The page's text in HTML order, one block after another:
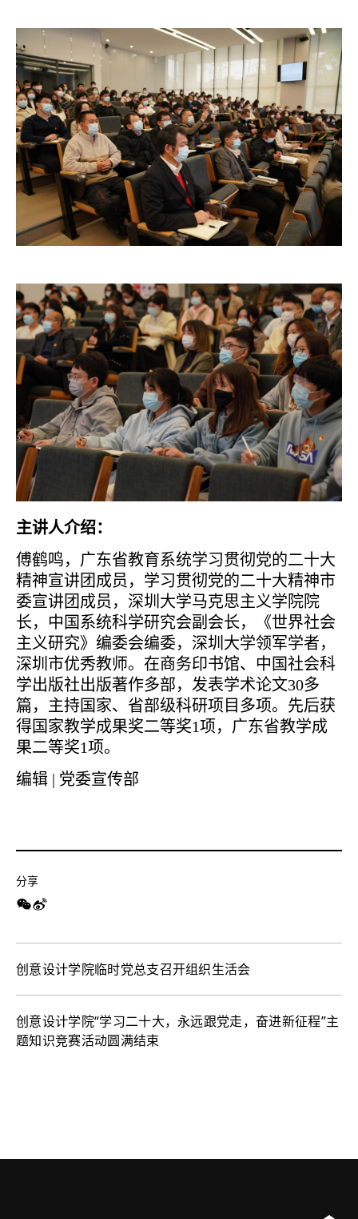
主讲人介绍：
傅鹤鸣，广东省教育系统学习贯彻党的二十大
精神宣讲团成员，学习贯彻党的二十大精神市
委宣讲团成员，深圳大学马克思主义学院院
长，中国系统科学研究会副会长，《世界社会
主义研究》编委会编委，深圳大学领军学者，
深圳市优秀教师。在商务印书馆、中国社会科
学出版社出版著作多部，发表学术论文30多
篇，主持国家、省部级科研项目多项。先后获
得国家教学成果奖二等奖1项，广东省教学成
果二等奖1项。
编辑 | 党委宣传部
分享
创意设计学院临时党总支召开组织生活会
创意设计学院“学习二十大，永远跟党走，奋进新征程”主
题知识竞赛活动圆满结束